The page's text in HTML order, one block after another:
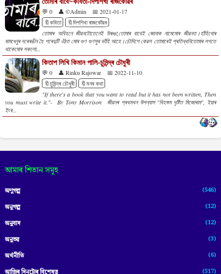
💬 0 👤 ©Admin
📅 2021-01-17
🔖কবিতা
🔖দিপশিখা ৰাজকোঁৱৰ
তোমাৰ অবিহনে জীৱনটোতেনেই উৰুঙা,তোমাৰ বাবেই জোনাক নামেমোৰ জীৱনত।হাঁহিবোৰ
ৰামধেনুৰ দৰেৰঙীন হৈ পৰেদুটি ওঁঠত মোৰ গুণ গুণসুৰ ভাঁহি আহে।চৌদিশে কেৱল তোমাৰেই প্ৰতিধ্বনিতোমাৰ লগতে
থাকেমোৰ সকলো...
কিতাপ লিখি কিমান পালি-চুমিন্দ্ৰ চৌধুৰী
💬 0 👤 Rinku Rajowar
📅 2022-11-10
🔖চুমিন্দ্ৰ চৌধুৰী
🔖মনৰ কথা
"If there's a book that you want to read but it has not been written, Then
you must write it."- By Tony Morrison জীৱনৰ প্ৰথমখন উপন্যাস "বিহঙ্গম দৃষ্টিত মিজোৰাম", ইয়াৰ
ইংৰ...
আমাৰ শিতান সমূহ
অণুগল্প (546)
অনুগল্প (12)
অনুবাদ (12)
অনুভৱ (3)
অৰ্থনীতি (6)
(517)